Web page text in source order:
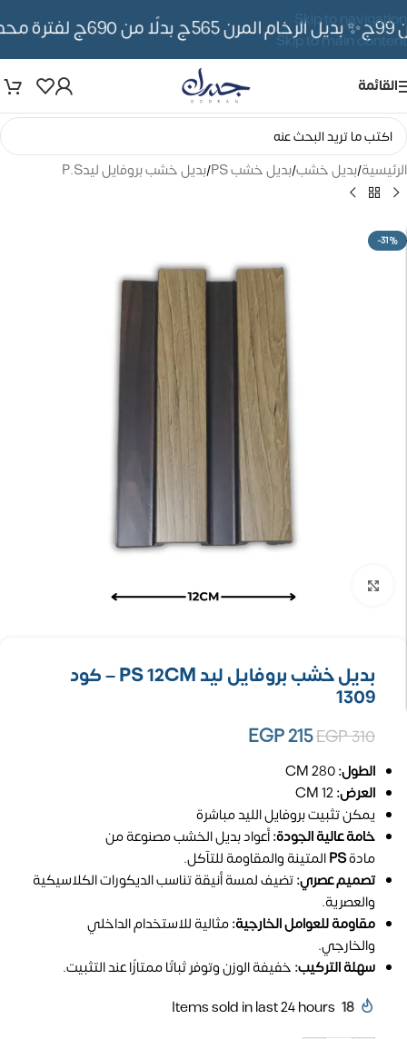
Skip to navigation
Skip to main content
✨ بديل الرخام المرن 565ج بدلًا من 690ج لفترة محدوده
القائمة
الرئيسية/بديل خشب/بديل خشب PS /بديل خشب بروفايل ليدP.S
-31%
بديل خشب بروفايل ليد PS 12CM – كود
1309
EGP310
EGP215
الطول:
العرض:
يمكن تثبيت بروفايل الليد مباشرة
خامة عالية الجودة:أعواد بديل الخشب مصنوعة من
مادةPSالمتينة والمقاومة للتآكل.
تصميم عصري:تضيف لمسة أنيقة تناسب الديكورات الكلاسيكية
والعصرية.
مقاومة للعوامل الخارجية:مثالية للاستخدام الداخلي
والخارجي.
سهلة التركيب: خفيفة الوزن وتوفر ثباتًا ممتازًا عند التثبيت.
18
Items sold in last 24 hours